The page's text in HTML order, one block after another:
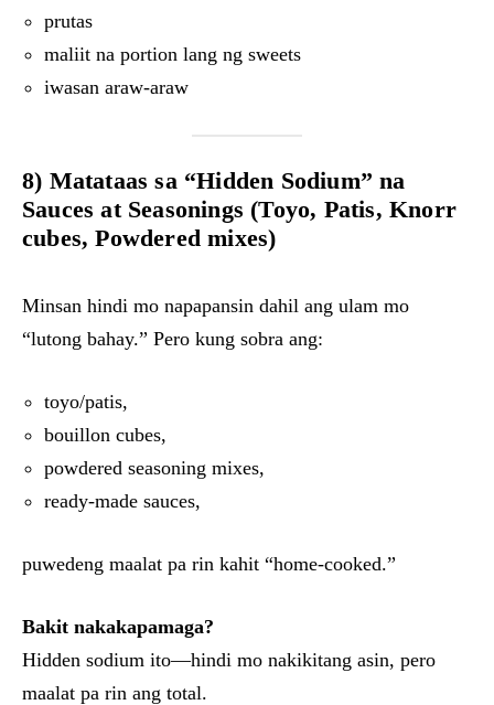
prutas
maliit na portion lang ng sweets
iwasan araw-araw
8) Matataas sa “Hidden Sodium” na
Sauces at Seasonings (Toyo, Patis, Knorr
cubes, Powdered mixes)
Minsan hindi mo napapansin dahil ang ulam mo
“lutong bahay.” Pero kung sobra ang:
toyo/patis,
bouillon cubes,
powdered seasoning mixes,
ready-made sauces,
puwedeng maalat pa rin kahit “home-cooked.”
Bakit nakakapamaga?
Hidden sodium ito—hindi mo nakikitang asin, pero
maalat pa rin ang total.